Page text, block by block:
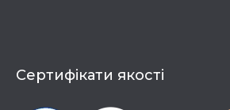
Сертифікати якості